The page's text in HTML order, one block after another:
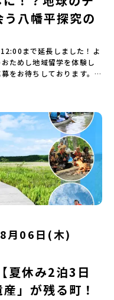
をつくる」というビジョ
教育事業団体です。日本
業後に地域の枠を越えて生
学校で1〜3年間過ごすこ
はじめとした、教育事業
。名 称：一般財団法人地
2017年3月代表者：岩本
町二丁目25-6 みらい
c-platform.or.jp/お問い
「おためし
式LINEにて配信中！ぜひ
方へ〜全体説明を聞いた
？」「どんな町なの？」
町ならではの豊かな文化
りとお伝えします。日
とこ
申し込み：https://c-
でも、お気軽にどうぞ！
んな体験ができるの？」
んの素朴な疑問にスタッ
も可能ですので、ぜひご
▼お申し込み前に必ずご
ムへの参加申し込みいた
への同意が必須となりま
決定についてお申込みい
から1週間を目途に、お申
宛に「当選／落選メー
ルに記載された「当選確
確認フォームの提出をも
消しとさせていただきま
げ当選者へご連絡させて
をご希望の場合は下記の
いします。※受信制限設
いただけません。その場
信できるよう設定をお願
合せにはお答えしており
14：00頃プログラム終
定です。※天候の状況や参
がございます。参加概要
）【実施日程】7月28日
は6月19日(金) 18：30～
修」をご案内する予定で
・時間】7月28日(火)
かち帯広空港に到着する
月30日(木) 15：00頃 とか
を出発する便で手配くだ
泊先】大樹町ワーキング
宿泊いただく予定です。
用のうち、以下の内容が
ログラム内のアクティビテ
は参加者のご負担となりま
や自由時間の個人飲食費
（お申し込み多数の場合は
多数の場合は、締め切り
(木)12：00 から 6月4日
える！「おためし地域留
容を詳しく知りたい方
でのオンライン配信
せて、以下の2つのステッ
ンライン説明会（アーカイ
域留学」を知りたい方
り、電気を組んだり、木
る高校で&quot;自分の手
自分だけの「竹灯籠（た
。真っ青な海に思いっき
地元の高校生、地域の方
生の思い出になるはず！
会う3日間。熱気あふれる
験のおすすめポイント体
）「オリエンテーショ
！」 -心をほぐして、出水
夕食」「1日目の振り返り
オープンスクールに参
のことを深く知る・もの
に体験する -ものづくり
りをともす「みんなで
AM）「3日間の振り返り
13:00頃 解散（出水駅）
ムを変更する場合がござ
方には7月7日(火) 18:30-
ご案内する予定です。必
】出水駅 8月3日(月)
5日(水) 12:00 解散【対
※1室に複数名(同性)で宿
旅行代金に含まれる費用
宿泊費（2泊分）・プログ
八幡平探究の
まで延長しました！よ
ためし地域留学を体験し
をお待ちしております。
」という方も、この機会
により締め切りを早める
い！＜体験費・宿泊費が
ここでしかできない「自
」を楽しんでみません
る！」「その地域にしか
以外の暮らしや文化が気
中学生のみなさんにおす
全国約200の高校と連携し
とができる「地域みらい
はじめてでも安心！現地
ます。今回のフィールド
岩手県八幡平市（はちま
境にある自然豊かな町で
を超える山岳地帯や高原
き、新緑、山菜の春、花
ごとに美しい景色を見る
八幡平（とわだはちまん
、「安比高原（あっぴこ
月06日(木)
夏休み2泊3日
」が残る町！